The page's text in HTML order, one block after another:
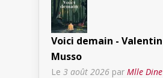
Voici demain - Valentin
Musso
Le 3 août 2026 par Mlle Dine